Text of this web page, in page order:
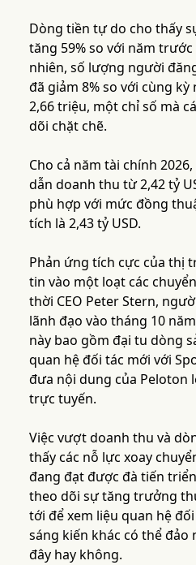
Dòng tiền tự do cho thấy
tăng 59% so với năm trước
nhiên, số lượng người
đã giảm 8% so với cùng
2,66 triệu, một chỉ số mà
dõi chặt chẽ.
Cho cả năm tài chính
dẫn doanh thu từ 2,42 tỷ
phù hợp với mức đồng
tích là 2,43 tỷ USD.
Phản ứng tích cực của thị
tin vào một loạt các
thời CEO Peter Stern,
lãnh đạo vào tháng 10
này bao gồm đại tu dòng
quan hệ đối tác mới với
đưa nội dung của Peloton
trực tuyến.
Việc vượt doanh thu và
thấy các nỗ lực xoay
đang đạt được đà tiến
theo dõi sự tăng trưởng
tới để xem liệu quan hệ
sáng kiến khác có thể
đây hay không.